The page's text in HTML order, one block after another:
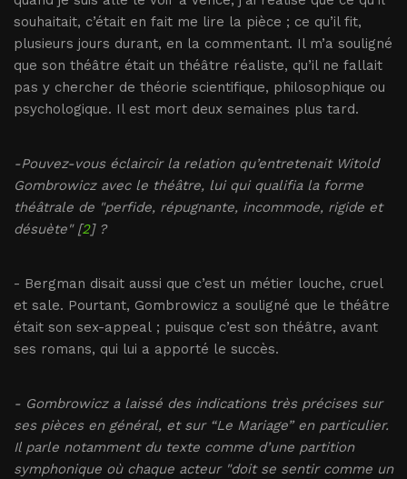
souhaitait, c’était en fait me lire la pièce ; ce qu’il fit,
plusieurs jours durant, en la commentant. Il m’a souligné
que son théâtre était un théâtre réaliste, qu’il ne fallait
pas y chercher de théorie scientifique, philosophique ou
psychologique. Il est mort deux semaines plus tard.
-Pouvez-vous éclaircir la relation qu’entretenait Witold
Gombrowicz avec le théâtre, lui qui qualifia la forme
théâtrale de "perfide, répugnante, incommode, rigide et
désuète" [2] ?
- Bergman disait aussi que c’est un métier louche, cruel
et sale. Pourtant, Gombrowicz a souligné que le théâtre
était son sex-appeal ; puisque c’est son théâtre, avant
ses romans, qui lui a apporté le succès.
- Gombrowicz a laissé des indications très précises sur
ses pièces en général, et sur “Le Mariage” en particulier.
Il parle notamment du texte comme d’une partition
symphonique où chaque acteur "doit se sentir comme un